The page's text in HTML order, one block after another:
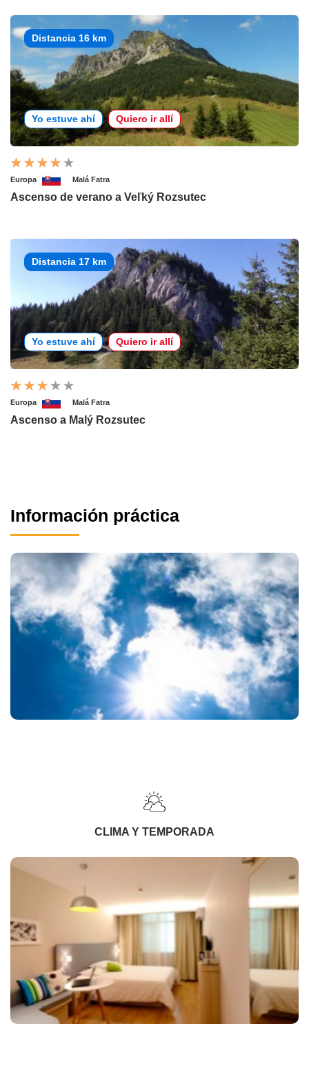
Distancia 16 km
Yo estuve ahí Quiero ir allí
Europa Malá Fatra
Ascenso de verano a Veľký Rozsutec
Distancia 17 km
Yo estuve ahí Quiero ir allí
Europa Malá Fatra
Ascenso a Malý Rozsutec
Información práctica
CLIMA Y TEMPORADA